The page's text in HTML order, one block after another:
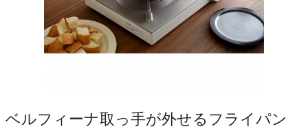
ベルフィーナ取っ手が外せるフライパン